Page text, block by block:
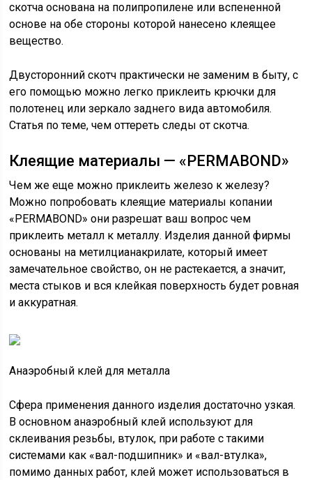
скотча основана на полипропилене или вспененной
основе на обе стороны которой нанесено клеящее
вещество.
Двусторонний скотч практически не заменим в быту, с
его помощью можно легко приклеить крючки для
полотенец или зеркало заднего вида автомобиля.
Статья по теме, чем оттереть следы от скотча.
Клеящие материалы — «PERMABOND»
Чем же еще можно приклеить железо к железу?
Можно попробовать клеящие материалы копании
«PERMABOND» они разрешат ваш вопрос чем
приклеить металл к металлу. Изделия данной фирмы
основаны на метилцианакрилате, который имеет
замечательное свойство, он не растекается, а значит,
места стыков и вся клейкая поверхность будет ровная
и аккуратная.
Анаэробный клей для металла
Сфера применения данного изделия достаточно узкая.
В основном анаэробный клей используют для
склеивания резьбы, втулок, при работе с такими
системами как «вал-подшипник» и «вал-втулка»,
помимо данных работ, клей может использоваться в